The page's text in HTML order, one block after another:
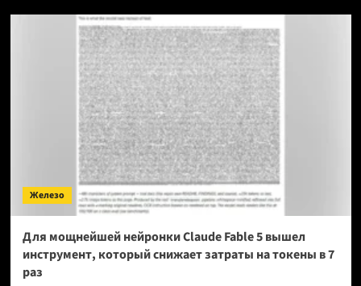
OPPO
прекращает
поддержку
OxygenOS
и
Realme
UI
—
OnePlus
и
realme
полностью
переходят
на
Железо
Для мощнейшей нейронки Claude Fable 5 вышел
инструмент, который снижает затраты на токены в 7
раз